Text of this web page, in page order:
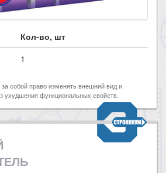
Кол-во, шт
1
собой право изменять внешний вид и
ухудшения функциональных свойств.